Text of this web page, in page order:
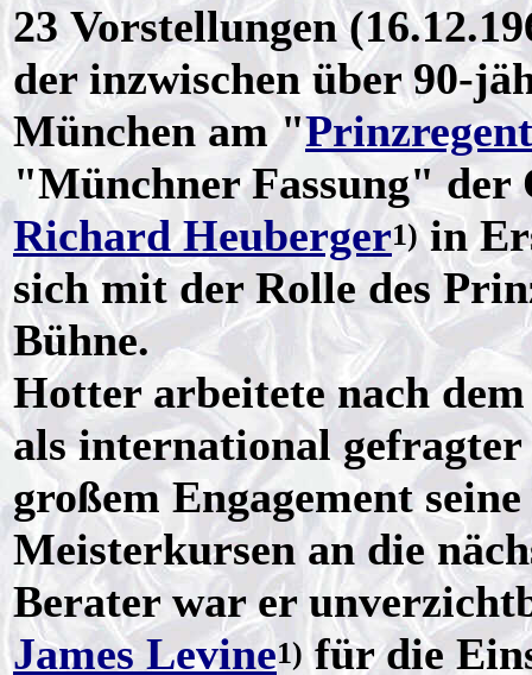
23 Vorstellungen
der inzwischen über 90-
München am "
"Münchner Fassung" der
Richard Heuberger1)in
sich mit der Rolle des
Bühne.
Hotter arbeitete nach
als international gefragter
großem Engagement
Meisterkursen an die
Berater war er
James Levine1) für die